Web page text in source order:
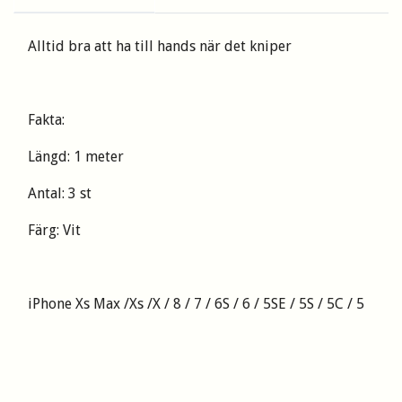
Alltid bra att ha till hands när det kniper
Fakta:
Längd: 1 meter
Antal: 3 st
Färg: Vit
iPhone Xs Max /Xs /X / 8 / 7 / 6S / 6 / 5SE / 5S / 5C / 5